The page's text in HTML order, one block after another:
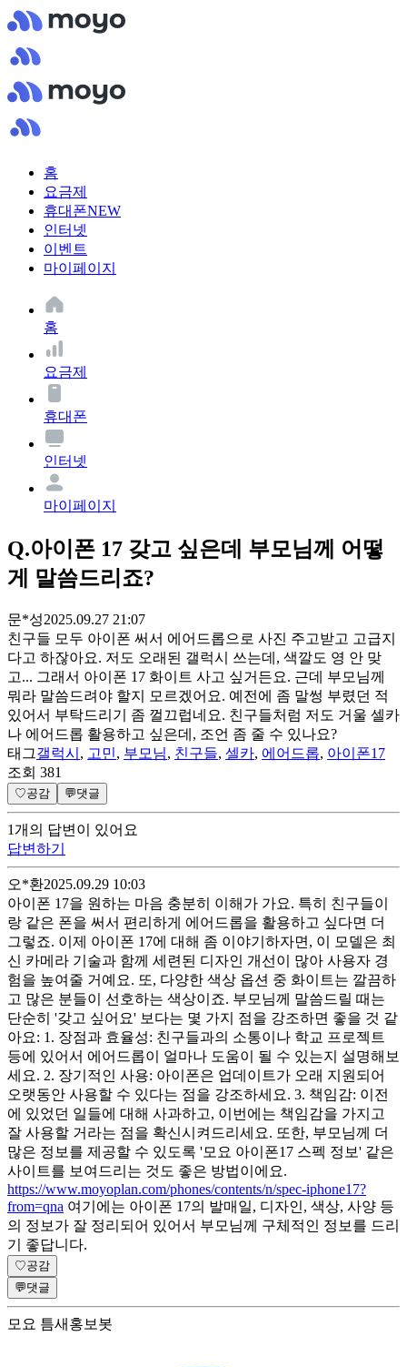
홈
요금제
휴대폰NEW
인터넷
이벤트
마이페이지
홈
요금제
휴대폰
인터넷
마이페이지
Q.아이폰 17 갖고 싶은데 부모님께 어떻
게 말씀드리죠?
문*성2025.09.27 21:07
친구들 모두 아이폰 써서 에어드롭으로 사진 주고받고 고급지
다고 하잖아요. 저도 오래된 갤럭시 쓰는데, 색깔도 영 안 맞
고... 그래서 아이폰 17 화이트 사고 싶거든요. 근데 부모님께
뭐라 말씀드려야 할지 모르겠어요. 예전에 좀 말썽 부렸던 적
있어서 부탁드리기 좀 껄끄럽네요. 친구들처럼 저도 거울 셀카
나 에어드롭 활용하고 싶은데, 조언 좀 줄 수 있나요?
태그갤럭시 , 고민, 부모님, 친구들, 셀카, 에어드롭, 아이폰17
조회 381
♡공감 💬댓글
1개 의 답변이 있어요
답변하기
오*환2025.09.29 10:03
아이폰 17을 원하는 마음 충분히 이해가 가요. 특히 친구들이
랑 같은 폰을 써서 편리하게 에어드롭을 활용하고 싶다면 더
그렇죠. 이제 아이폰 17에 대해 좀 이야기하자면, 이 모델은 최
신 카메라 기술과 함께 세련된 디자인 개선이 많아 사용자 경
험을 높여줄 거예요. 또, 다양한 색상 옵션 중 화이트는 깔끔하
고 많은 분들이 선호하는 색상이죠. 부모님께 말씀드릴 때는
단순히 '갖고 싶어요' 보다는 몇 가지 점을 강조하면 좋을 것 같
아요: 1. 장점과 효율성: 친구들과의 소통이나 학교 프로젝트
등에 있어서 에어드롭이 얼마나 도움이 될 수 있는지 설명해보
세요. 2. 장기적인 사용: 아이폰은 업데이트가 오래 지원되어
오랫동안 사용할 수 있다는 점을 강조하세요. 3. 책임감: 이전
에 있었던 일들에 대해 사과하고, 이번에는 책임감을 가지고
잘 사용할 거라는 점을 확신시켜드리세요. 또한, 부모님께 더
많은 정보를 제공할 수 있도록 '모요 아이폰17 스펙 정보' 같은
사이트를 보여드리는 것도 좋은 방법이에요.
https://www.moyoplan.com/phones/contents/n/spec-iphone17?
from=qna 여기에는 아이폰 17의 발매일, 디자인, 색상, 사양 등
의 정보가 잘 정리되어 있어서 부모님께 구체적인 정보를 드리
기 좋답니다.
♡공감
💬댓글
모요 틈새홍보봇